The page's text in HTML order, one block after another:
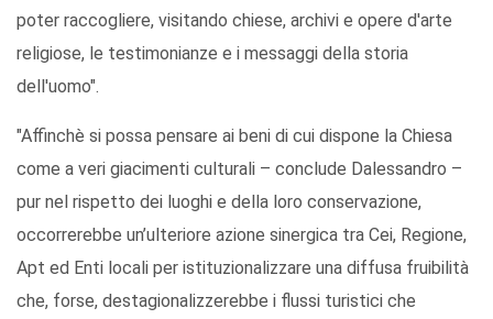
poter raccogliere, visitando chiese, archivi e opere d'arte
religiose, le testimonianze e i messaggi della storia
dell'uomo".
"Affinchè si possa pensare ai beni di cui dispone la Chiesa
come a veri giacimenti culturali – conclude Dalessandro –
pur nel rispetto dei luoghi e della loro conservazione,
occorrerebbe un’ulteriore azione sinergica tra Cei, Regione,
Apt ed Enti locali per istituzionalizzare una diffusa fruibilità
che, forse, destagionalizzerebbe i flussi turistici che